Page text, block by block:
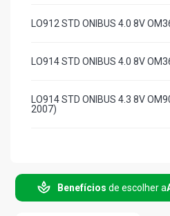
LO912 STD ONIBUS 4.0 8V
LO914 STD ONIBUS 4.0 8V
LO914 STD ONIBUS 4.3 8V
2007)
Benefícios de escolher a